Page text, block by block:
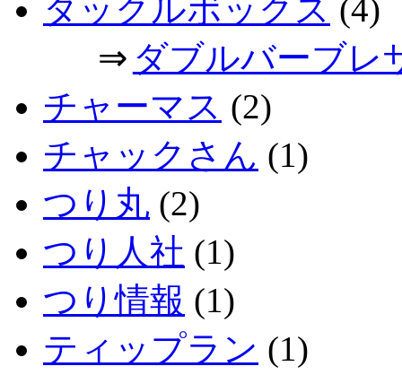
タックルボックス (4)
⇒ ダブルバーブレ
チャーマス (2)
チャックさん (1)
つり丸 (2)
つり人社 (1)
つり情報 (1)
ティップラン (1)